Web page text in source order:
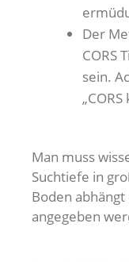
Der
CORS
sein.
Man muss
Suchtiefe in
Boden
angegeben